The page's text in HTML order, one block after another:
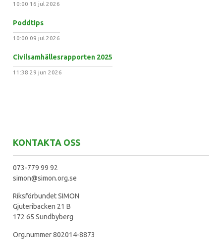
10:00 16 jul 2026
Poddtips
10:00 09 jul 2026
Civilsamhällesrapporten 2025
11:38 29 jun 2026
KONTAKTA OSS
073-779 99 92
simon@simon.org.se
Riksförbundet SIMON
Gjuteribacken 21 B
172 65 Sundbyberg
Org.nummer 802014-8873